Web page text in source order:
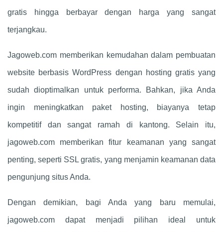
gratis hingga berbayar dengan harga yang sangat
terjangkau.
Jagoweb.com memberikan kemudahan dalam pembuatan
website berbasis WordPress dengan hosting gratis yang
sudah dioptimalkan untuk performa. Bahkan, jika Anda
ingin meningkatkan paket hosting, biayanya tetap
kompetitif dan sangat ramah di kantong. Selain itu,
jagoweb.com memberikan fitur keamanan yang sangat
penting, seperti SSL gratis, yang menjamin keamanan data
pengunjung situs Anda.
Dengan demikian, bagi Anda yang baru memulai,
jagoweb.com dapat menjadi pilihan ideal untuk